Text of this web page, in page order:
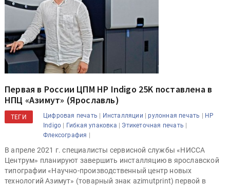
Первая в России ЦПМ HP Indigo 25K поставлена в
НПЦ «Азимут» (Ярославль)
ТЕГИ Цифровая печать | Инсталляции |рулонная печать | HP
Indigo | Гибкая упаковка | Этикеточная печать |
Флексография |
В апреле 2021 г. специалисты сервисной службы «НИССА
Центрум» планируют завершить инсталляцию в ярославской
типографии «Научно-производственный центр новых
технологий Азимут» (товарный знак azimutprint) первой в